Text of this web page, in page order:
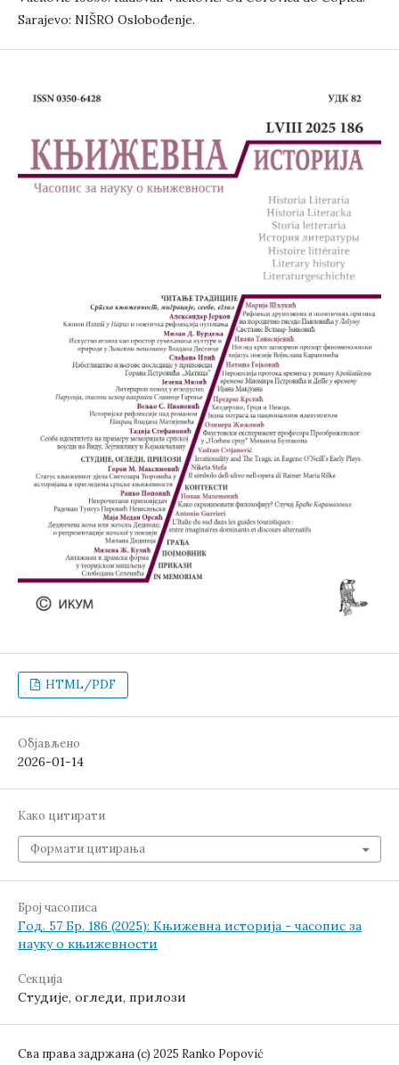
Sarajevo: NIŠRO Oslobođenje.
HTML/PDF
Објављено
2026-01-14
Како цитирати
Формати цитирања
Број часописа
Год. 57 Бр. 186 (2025): Књижевна историја - часопис за
науку о књижевности
Секција
Студије, огледи, прилози
Сва права задржана (c) 2025 Ranko Popović